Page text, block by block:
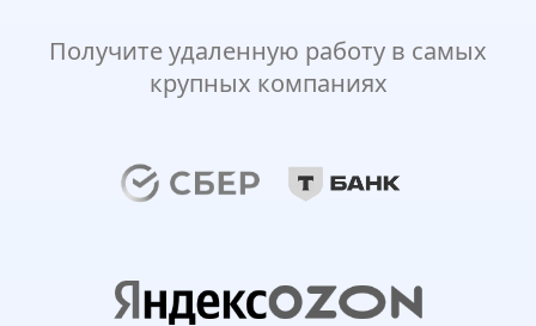
Получите удаленную работу в самых
крупных компаниях